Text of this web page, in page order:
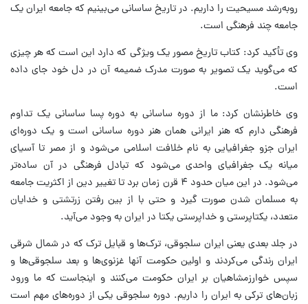
روبه‌رشد مسیحیت را داریم. در تاریخ ساسانی می‌بینیم که جامعه ایران یک
جامعه چند فرهنگی است.
وی تأکید کرد: کتاب تاریخ مصور یک ویژگی که دارد این است که هر چیزی
که می‌گوید یک تصویر به صورت مدرک ضمیمه آن در دل خود جای داده
است.
وی خاطرنشان کرد: ما از دوره ساسانی به دوره پسا ساسانی یک تداوم
فرهنگی دارم که هنر ایرانی همان هنر دوره ساسانی است و یک دوره‌ای
ایران جزو جغرافیایی به نام خلافت اسلامی می‌شود و از مصر تا آسیای
میانه یک جغرافیای واحدی می‌شود که تبادل فرهنگی در آن ساده‌تر
می‌شود. در این میان حدود ۴ قرن زمان برد تا تغییر دین از اکثریت جامعه
به مسلمان شدن صورت گیرد و حتی با از بین رفتن زرتشتی و خدایان
متعدد، یکتاپرستی و خداپرستی یکتا در ایران به وجود می‌آید.
در جلد بعدی یعنی ایران سلجوقی، ترک‌ها و قبایل ترک که در شمال شرقی
ایران رندگی می‌کردند و اولین حکومت آنها غزنوی‌ها و بعد سلجوقی‌ها و
سپس خوارزمشاهیان بر ایران حکومت می‌کنند و اینجاست که ما ورود
زبان‌های ترکی به ایران را داریم. دوره سلجوقی یکی از دوره‌های مهم است